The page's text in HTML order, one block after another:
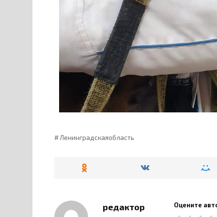
Ленинградскаяобласть
редактор Оцените